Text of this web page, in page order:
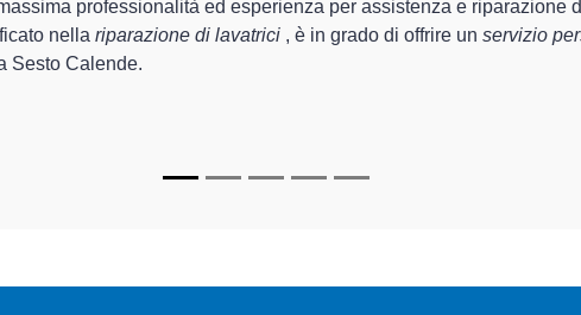
la sistemazione e lariparazione della tua lavatrice a Sesto
Archimede Varese sono in grado di fornire interventi di diverse